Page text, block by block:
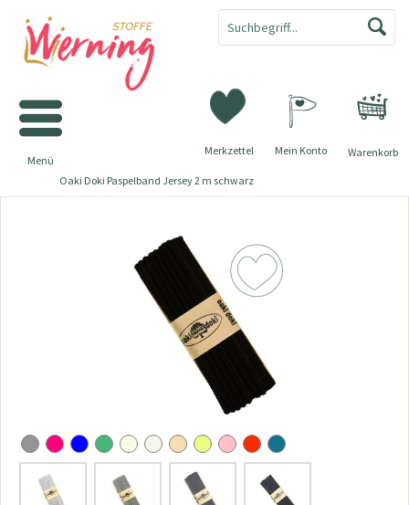
Warenkorb
Merkzettel Mein Konto
Menü
Oaki Doki Paspelband Jersey 2 m schwarz